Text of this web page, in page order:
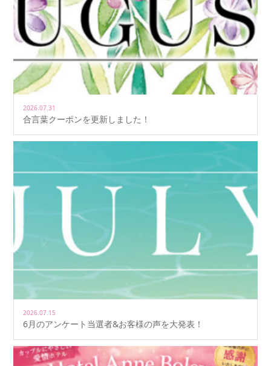
2026.07.31
合言葉クーポンを更新しました！
2026.07.15
6月のアンケート当選者&お客様の声を大発表！